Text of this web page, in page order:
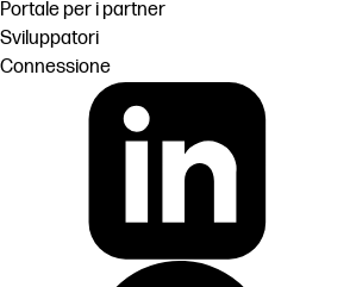
Portale per i partner
Sviluppatori
Connessione